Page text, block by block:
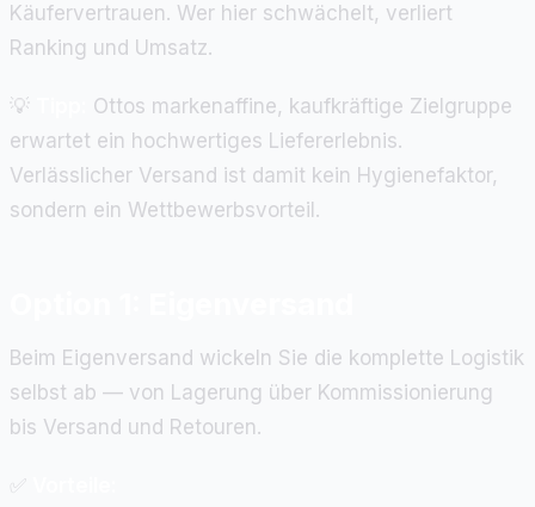
Käufervertrauen. Wer hier schwächelt, verliert
Ranking und Umsatz.
💡
Ottos markenaffine, kaufkräftige Zielgruppe
erwartet ein hochwertiges Liefererlebnis.
Verlässlicher Versand ist damit kein Hygienefaktor,
sondern ein Wettbewerbsvorteil.
Beim Eigenversand wickeln Sie die komplette Logistik
selbst ab — von Lagerung über Kommissionierung
bis Versand und Retouren.